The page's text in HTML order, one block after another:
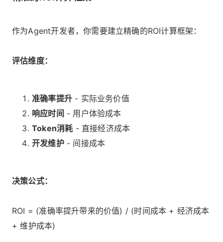
作为Agent开发者，你需要建立精确的ROI计算框架：
评估维度：
准确率提升 - 实际业务价值
响应时间 - 用户体验成本
Token消耗 - 直接经济成本
开发维护- 间接成本
决策公式：
ROI = (准确率提升带来的价值) / (时间成本 + 经济成本
+ 维护成本)